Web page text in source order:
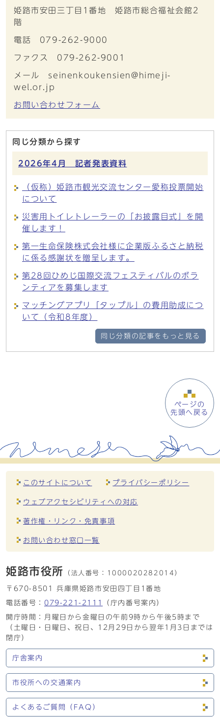
姫路市安田三丁目1番地 姫路市総合福祉会館2
階
電話 079-262-9000
ファクス 079-262-9001
メール seinenkoukensien@himeji-
wel.or.jp
お問い合わせフォーム
同じ分類から探す
2026年4月 記者発表資料
（仮称）姫路市観光交流センター愛称投票開始
について
災害用トイレトレーラーの「お披露目式」を開
催します！
第一生命保険株式会社様に企業版ふるさと納税
に係る感謝状を贈呈します。
第28回ひめじ国際交流フェスティバルのボラ
ンティアを募集します
マッチングアプリ「タップル」の費用助成につ
いて（令和8年度）
同じ分類の記事をもっと見る
ページの
先頭へ戻る
このサイトについて プライバシーポリシー
ウェブアクセシビリティへの対応
著作権・リンク・免責事項
お問い合わせ窓口一覧
姫路市役所 （法人番号： 1000020282014）
〒670-8501 兵庫県姫路市安田四丁目1番地
電話番号： 079-221-2111
（庁内番号案内）
開庁時間：月曜日から金曜日の午前9時から午後5時まで
（土曜日・日曜日、祝日、12月29日から翌年1月3日までは
閉庁）
庁舎案内
市役所への交通案内
よくあるご質問（FAQ）